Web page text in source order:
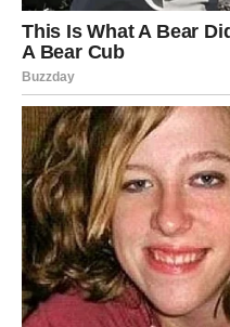
Iako se čini da su ova
Baba Vanga nije
predodređeni za
unutrašnja borba nije
tih izazova, Vaga, Rak i
mudriji, emotivno
nose nije tu da ih